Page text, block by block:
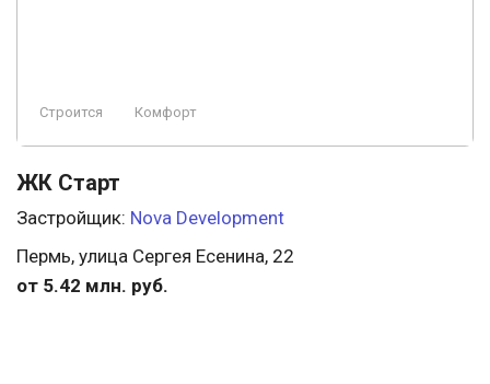
Строится Комфорт
ЖК Старт
Застройщик: Nova Development
Пермь, улица Сергея Есенина, 22
от 5.42 млн. руб.